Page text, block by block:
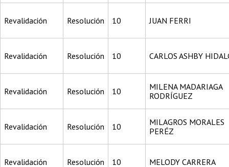
Revalidación Resolución 10 JUAN FERRI
Revalidación Resolución 10 CARLOS ASHBY
Revalidación Resolución 10
MILENA MADARIAGA
RODRÍGUEZ
Revalidación Resolución 10
MILAGROS MORALES
PERÉZ
Revalidación Resolución 10 MELODY CARRERA